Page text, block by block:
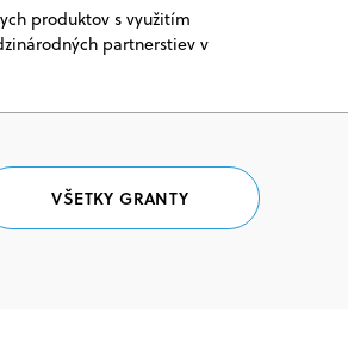
produktov s využitím
partnerstiev v
VŠETKY GRANTY